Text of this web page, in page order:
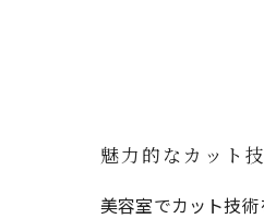
魅力的なカット
美容室でカット技